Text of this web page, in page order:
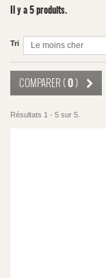
Il y a 5 produits.
Tri Le moins cher
COMPARER (0)
Résultats 1 - 5 sur 5.